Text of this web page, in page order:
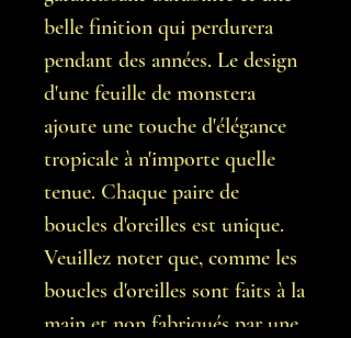
belle finition qui perdurera
pendant des années. Le design
d'une feuille de monstera
ajoute une touche d'élégance
tropicale à n'importe quelle
tenue. Chaque paire de
boucles d'oreilles est unique.
Veuillez noter que, comme les
boucles d'oreilles sont faits à la
main et non fabriqués par une